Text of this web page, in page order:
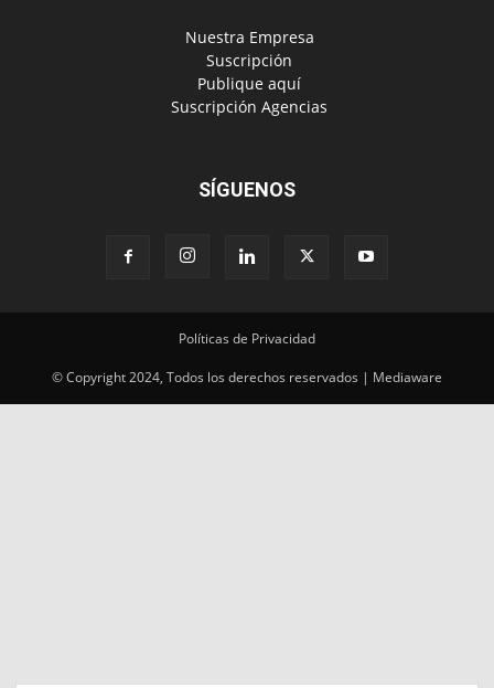
‎ Nuestra Empresa
‎ Suscripción
‎ Publique aquí
‎ Suscripción Agencias
SÍGUENOS
Políticas de Privacidad
© Copyright 2024, Todos los derechos reservados | Mediaware